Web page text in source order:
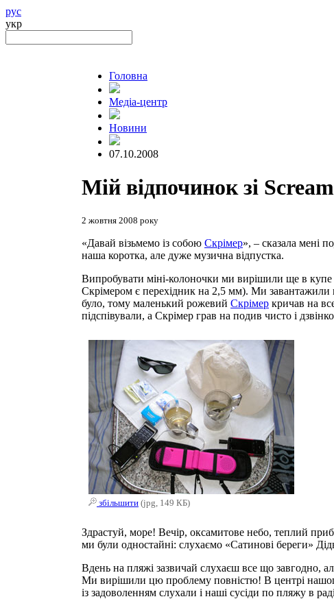
рус
укр
Головна
Медіа-центр
Новини
07.10.2008
Мій відпочинок зі
2 жовтня 2008 року
«Давай візьмемо із собою Скрімер», – сказала мені
наша коротка, але дуже музична відпустка.
Випробувати міні-колоночки ми вирішили ще в купе
Скрімером є перехідник на 2,5 мм). Ми завантажили
було, тому маленький рожевий Скрімер кричав на
підспівували, а Скрімер грав на подив чисто і
збільшити (jpg, 149 КБ)
Здрастуй, море! Вечір, оксамитове небо, теплий
ми були одностайні: слухаємо «Сатинові береги»
Вдень на пляжі зазвичай слухаєш все що завгодно,
Ми вирішили цю проблему повністю! В центрі
із задоволенням слухали і наші сусіди по пляжу в